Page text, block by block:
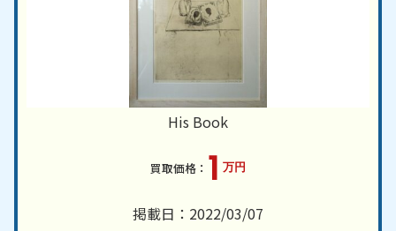
His Book
1 万円
掲載日：2022/03/07